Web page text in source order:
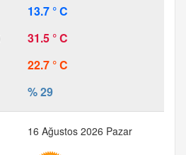
13.7 ° C
31.5 ° C
22.7 ° C
% 29
16 Ağustos 2026 Pazar